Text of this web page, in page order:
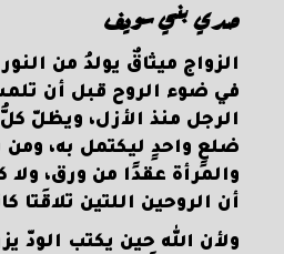
صدي بني سويف
الزواج ميثاقٌ يولدُ من
في ضوء الروح قبل أن
الرجل منذ الأزل، ويظلّ
ضلعٍ واحدٍ ليكتمل به، ومن
والمرأة عقدًا من ورق،
أن الروحين اللتين
ولأن الله حين يكتب الودّ